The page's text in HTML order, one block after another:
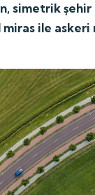
simetrik şehir
ile askeri